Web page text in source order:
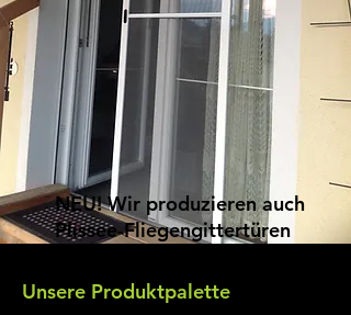
NEU! Wir produzieren auch
Plissee-Fliegengittertüren
Unsere Produktpalette